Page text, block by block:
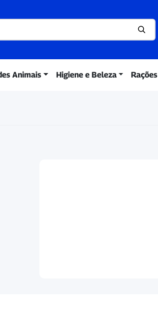
Animais Higiene e Beleza Rações